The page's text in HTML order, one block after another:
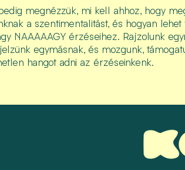
megnézzük, mi kell ahhoz, hogy
a szentimentalitást, és hogyan lehet
NAAAAAGY érzéseihez. Rajzolunk
egymásnak, és mozgunk,
hangot adni az érzéseinkenk.